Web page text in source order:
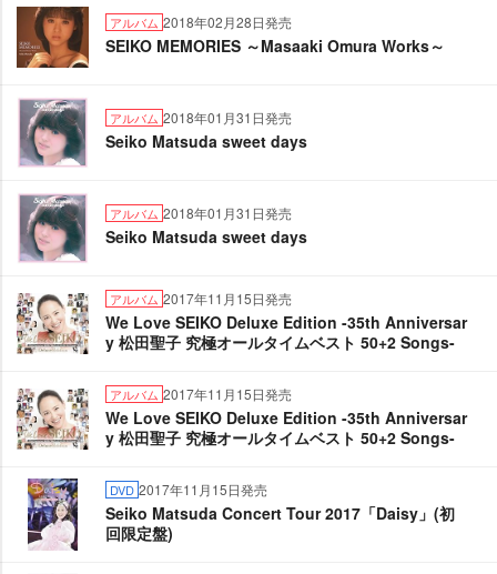
アルバム 2018年02月28日発売
SEIKO MEMORIES ～Masaaki Omura Works～
アルバム 2018年01月31日発売
Seiko Matsuda sweet days
アルバム 2018年01月31日発売
Seiko Matsuda sweet days
アルバム 2017年11月15日発売
We Love SEIKO Deluxe Edition -35th Anniversar
y 松田聖子 究極オールタイムベスト 50+2 Songs-
アルバム 2017年11月15日発売
We Love SEIKO Deluxe Edition -35th Anniversar
y 松田聖子 究極オールタイムベスト 50+2 Songs-
DVD 2017年11月15日発売
Seiko Matsuda Concert Tour 2017「Daisy」(初
回限定盤)